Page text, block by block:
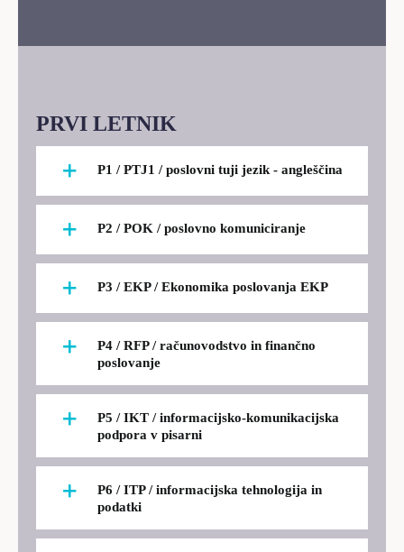
TEČAJI
KNJIŽNICA
60-LETNICA
PRVI LETNIK
P1 / PTJ1 / poslovni tuji jezik - angleščina
P2 / POK / poslovno komuniciranje
P3 / EKP / Ekonomika poslovanja EKP
P4 / RFP / računovodstvo in finančno
poslovanje
P5 / IKT / informacijsko-komunikacijska
podpora v pisarni
P6 / ITP / informacijska tehnologija in
podatki